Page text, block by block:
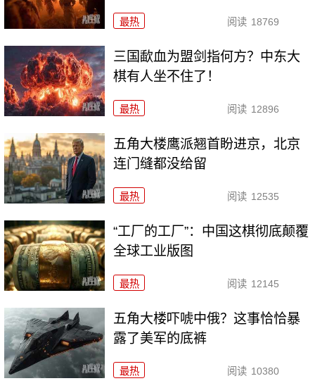
最热 阅读 18769
三国歃血为盟剑指何方？中东大
棋有人坐不住了！
最热 阅读 12896
五角大楼鹰派翘首盼进京，北京
连门缝都没给留
最热 阅读 12535
“工厂的工厂”：中国这棋彻底颠覆
全球工业版图
最热 阅读 12145
五角大楼吓唬中俄？这事恰恰暴
露了美军的底裤
最热 阅读 10380